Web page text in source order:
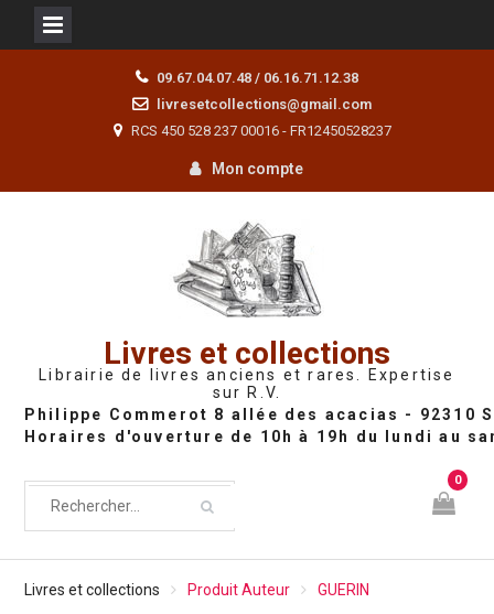
09.67.04.07.48 / 06.16.71.12.38
livresetcollections@gmail.com
RCS 450 528 237 00016 - FR12450528237
Mon compte
Livres et collections
Librairie de livres anciens et rares. Expertise
sur R.V.
0
Livres et collections Produit Auteur GUERIN